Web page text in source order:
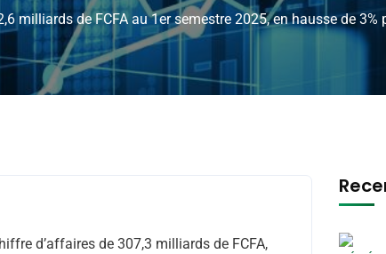
milliards de FCFA au 1er semestre 2025, en hausse de
d’affaires de 307,3 milliards de FCFA,